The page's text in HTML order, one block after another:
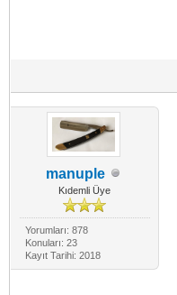
manuple
Kıdemli Üye
Yorumları: 878
Konuları: 23
Kayıt Tarihi: 2018